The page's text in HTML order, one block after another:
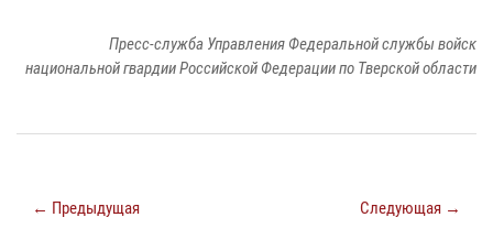
Пресс-служба Управления Федеральной службы войск
национальной гвардии Российской Федерации по Тверской области
← Предыдущая Следующая →